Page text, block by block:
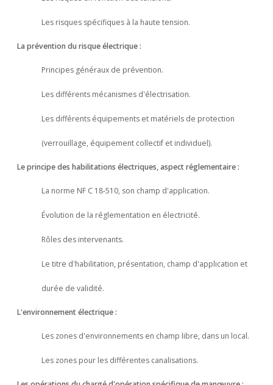
Les risques spécifiques à la haute tension.
La prévention du risque électrique :
Principes généraux de prévention.
Les différents mécanismes d'électrisation.
Les différents équipements et matériels de protection
(verrouillage, équipement collectif et individuel).
Le principe des habilitations électriques, aspect réglementaire :
La norme NF C 18-510, son champ d'application.
Évolution de la réglementation en électricité.
Rôles des intervenants.
Le titre d'habilitation, présentation, champ d'application et
durée de validité.
L'environnement électrique :
Les zones d'environnements en champ libre, dans un local.
Les zones pour les différentes canalisations.